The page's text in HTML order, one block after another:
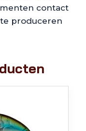
contact
produceren